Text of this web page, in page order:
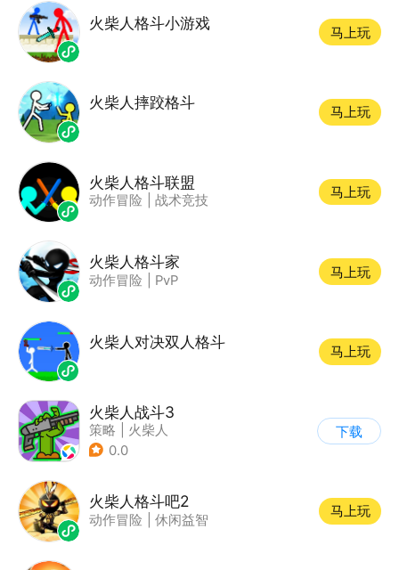
火柴人格斗小游戏
马上玩
火柴人摔跤格斗
马上玩
火柴人格斗联盟
动作冒险 战术竞技
马上玩
火柴人格斗家
动作冒险 PvP
马上玩
火柴人对决双人格斗
马上玩
火柴人战斗3
策略
火柴人
| 指动网络
0.0
下载
火柴人格斗吧2
动作冒险 休闲益智
马上玩